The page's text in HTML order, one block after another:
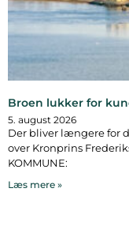
Broen lukker for
5. august 2026
Der bliver længere for
over Kronprins
KOMMUNE:
Læs mere »